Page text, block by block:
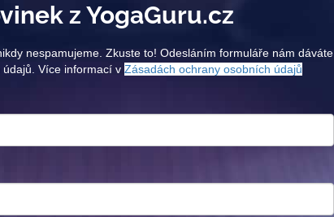
z YogaGuru.cz
nespamujeme. Zkuste to! Odesláním formuláře nám dáváte
údajů. Více informací vZásadách ochrany osobních údajů